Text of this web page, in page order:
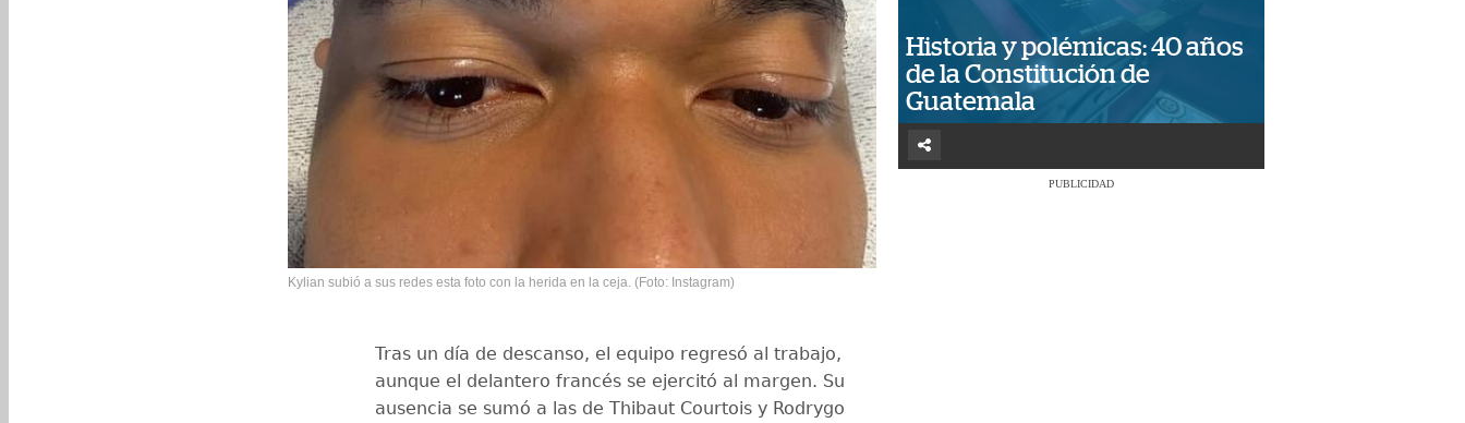
Kylian subió a sus redes esta foto con la herida en la ceja. (Foto: Instagram)
Tras un día de descanso, el equipo regresó al trabajo,
aunque el delantero francés se ejercitó al margen. Su
ausencia se sumó a las de Thibaut Courtois y Rodrygo
Historia y polémicas: 40 años
de la Constitución de
Guatemala
PUBLICIDAD